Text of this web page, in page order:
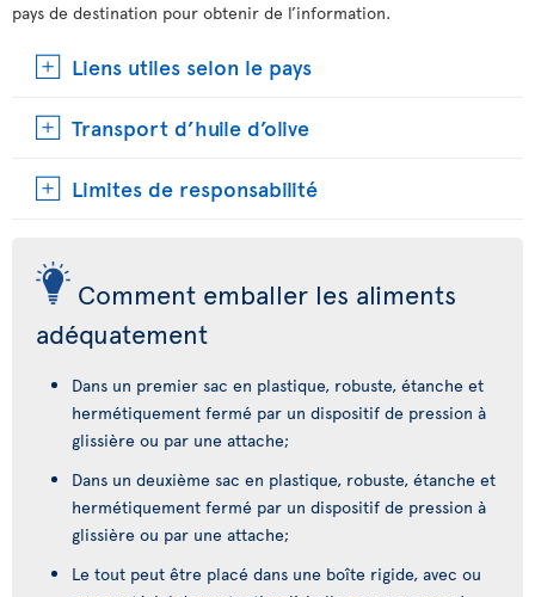
pays de destination pour obtenir de l’information.
Liens utiles selon le pays
Transport d’huile d’olive
Limites de responsabilité
Comment emballer les aliments
adéquatement
Dans un premier sac en plastique, robuste, étanche et
hermétiquement fermé par un dispositif de pression à
glissière ou par une attache;
Dans un deuxième sac en plastique, robuste, étanche et
hermétiquement fermé par un dispositif de pression à
glissière ou par une attache;
Le tout peut être placé dans une boîte rigide, avec ou